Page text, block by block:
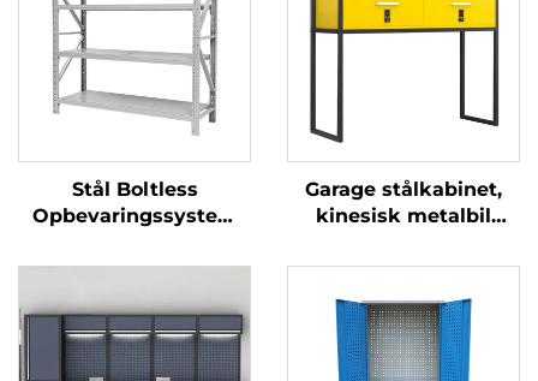
Stål Boltless
Opbevaringssystem
Mellemtynde
og Garage
Garage stålkabinet,
kinesisk metalbil
kasse over bilens
motorhjelm,
metalopbevaringsskab